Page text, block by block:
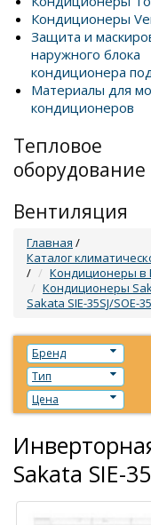
Кондиционеры
Защита и
наружного блока
кондиционера
Материалы для
кондиционеров
Тепловое
оборудование
Вентиляция
Главная /
Каталог
/
Кондиционеры в
Кондиционеры
Sakata SIE-35SJ/SOE-
Бренд
Тип
Цена
Sakata SIE-